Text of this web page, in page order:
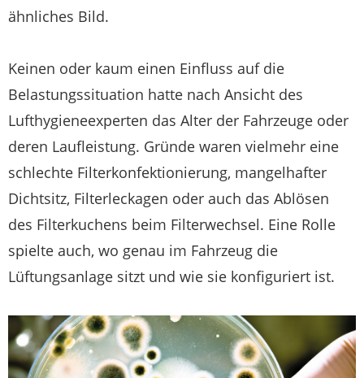
ähnliches Bild.
Keinen oder kaum einen Einfluss auf die
Belastungssituation hatte nach Ansicht des
Lufthygiene­experten das Alter der Fahrzeuge oder
deren Laufleistung. Gründe waren vielmehr eine
schlechte Filterkonfektionierung, mangelhafter
Dichtsitz, Filterleckagen oder auch das Ablösen
des Filterkuchens beim Filterwechsel. Eine Rolle
spielte auch, wo genau im Fahrzeug die
Lüftungsanlage sitzt und wie sie konfiguriert ist.